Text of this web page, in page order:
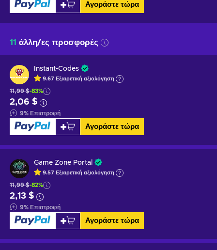
Αγοράστε τώρα
11 άλλη/ες προσφορές
Instant-Codes
9.67 Εξαιρετική αξιολόγηση
11,99 $-83%
2,06 $
9% Επιστροφή
Αγοράστε τώρα
Game Zone Portal
9.57 Εξαιρετική αξιολόγηση
11,99 $-82%
2,13 $
9% Επιστροφή
Αγοράστε τώρα